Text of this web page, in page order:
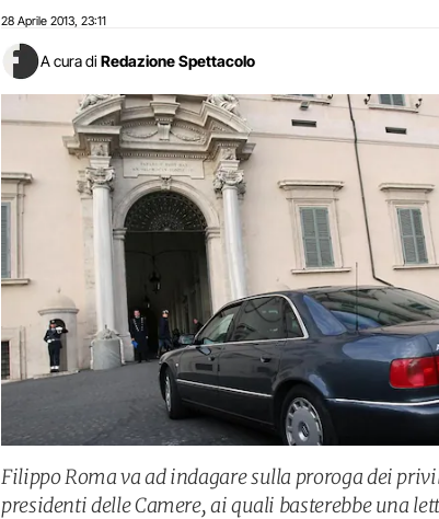
28 Aprile 2013 23:11
A cura di Redazione Spettacolo
Filippo Roma va ad indagare sulla proroga dei
presidenti delle Camere, ai quali basterebbe una